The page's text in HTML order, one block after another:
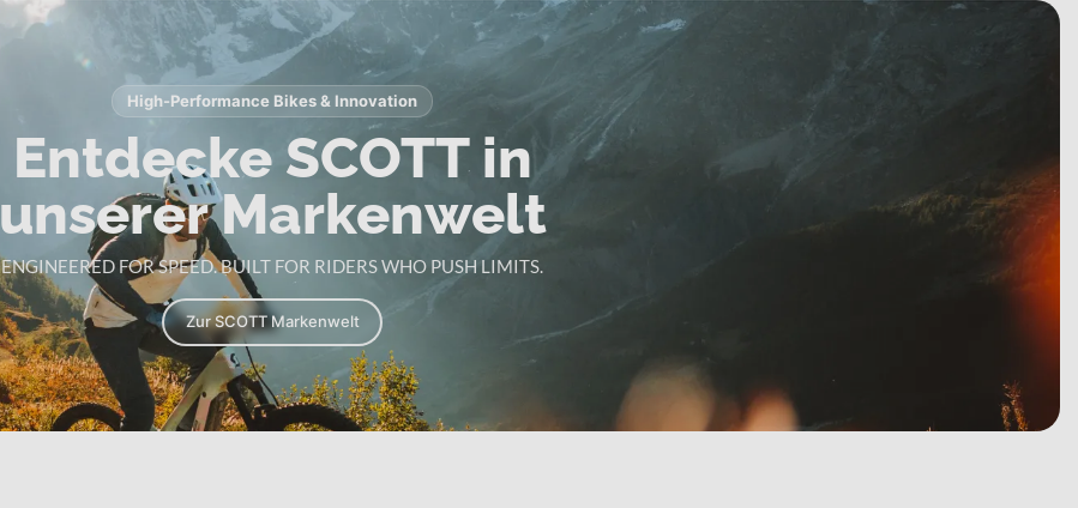
High-Performance Bikes & Innovation
Entdecke SCOTT in
unserer Markenwelt
ENGINEERED FOR SPEED. BUILT FOR RIDERS WHO PUSH LIMITS.
Zur SCOTT Markenwelt